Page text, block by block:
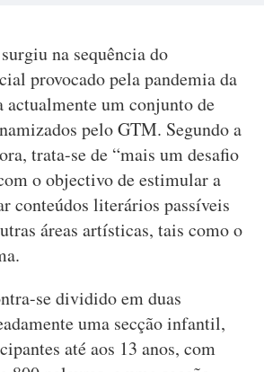
na sequência do
provocado pela pandemia da
um conjunto de
pelo GTM. Segundo a
trata-se de “mais um desafio
o objectivo de estimular a
conteúdos literários passíveis
áreas artísticas, tais como o
se dividido em duas
uma secção infantil,
até aos 13 anos, com